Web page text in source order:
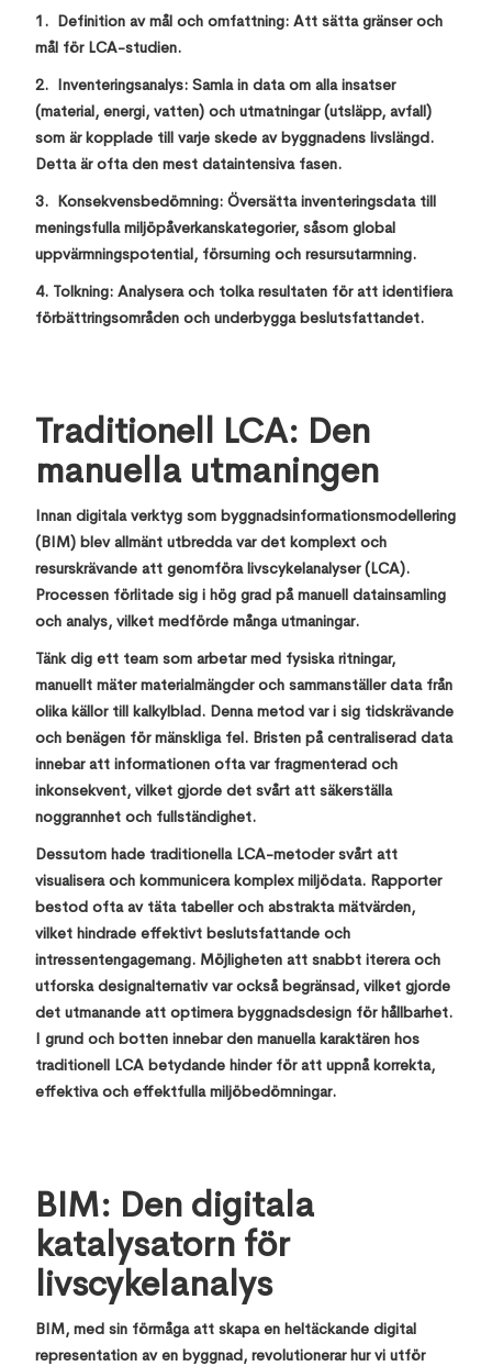
1. Definition av mål och omfattning: Att sätta gränser och
mål för LCA-studien.
2. Inventeringsanalys: Samla in data om alla insatser
(material, energi, vatten) och utmatningar (utsläpp, avfall)
som är kopplade till varje skede av byggnadens livslängd.
Detta är ofta den mest dataintensiva fasen.
3. Konsekvensbedömning: Översätta inventeringsdata till
meningsfulla miljöpåverkanskategorier, såsom global
uppvärmningspotential, försurning och resursutarmning.
4. Tolkning: Analysera och tolka resultaten för att identifiera
förbättringsområden och underbygga beslutsfattandet.
Traditionell LCA: Den
manuella utmaningen
Innan digitala verktyg som byggnadsinformationsmodellering
(BIM) blev allmänt utbredda var det komplext och
resurskrävande att genomföra livscykelanalyser (LCA).
Processen förlitade sig i hög grad på manuell datainsamling
och analys, vilket medförde många utmaningar.
Tänk dig ett team som arbetar med fysiska ritningar,
manuellt mäter materialmängder och sammanställer data från
olika källor till kalkylblad. Denna metod var i sig tidskrävande
och benägen för mänskliga fel. Bristen på centraliserad data
innebar att informationen ofta var fragmenterad och
inkonsekvent, vilket gjorde det svårt att säkerställa
noggrannhet och fullständighet.
Dessutom hade traditionella LCA-metoder svårt att
visualisera och kommunicera komplex miljödata. Rapporter
bestod ofta av täta tabeller och abstrakta mätvärden,
vilket hindrade effektivt beslutsfattande och
intressentengagemang. Möjligheten att snabbt iterera och
utforska designalternativ var också begränsad, vilket gjorde
det utmanande att optimera byggnadsdesign för hållbarhet.
I grund och botten innebar den manuella karaktären hos
traditionell LCA betydande hinder för att uppnå korrekta,
effektiva och effektfulla miljöbedömningar.
BIM: Den digitala
katalysatorn för
livscykelanalys
BIM, med sin förmåga att skapa en heltäckande digital
representation av en byggnad, revolutionerar hur vi utför